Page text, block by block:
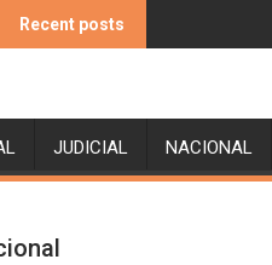
Recent posts
JUDICIAL NACIONAL